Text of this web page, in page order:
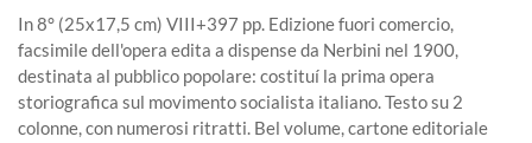
In 8° (25x17,5 cm) VIII+397 pp. Edizione fuori comercio,
facsimile dell'opera edita a dispense da Nerbini nel 1900,
destinata al pubblico popolare: costituí la prima opera
storiografica sul movimento socialista italiano. Testo su 2
colonne, con numerosi ritratti. Bel volume, cartone editoriale